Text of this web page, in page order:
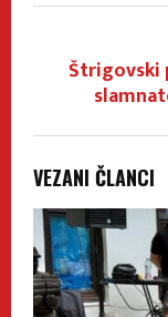
Štrigovski
VEZANI ČLANCI